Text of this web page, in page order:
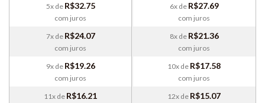
5x de R$32.75
com juros
7x de R$24.07
com juros
9x de R$19.26
com juros
11x de R$16.21
6x de R$27.69
com juros
8x de R$21.36
com juros
10x de R$17.58
com juros
12x de R$15.07